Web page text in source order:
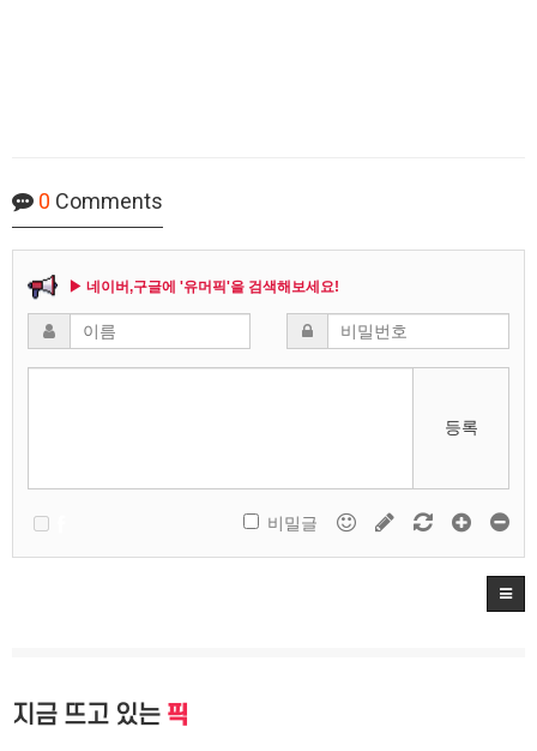
0 Comments
▶ 네이버,구글에 '유머픽'을 검색해보세요!
등록
비밀글
지금 뜨고 있는 픽